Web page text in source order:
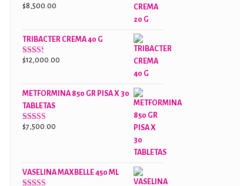
Valorado
$8,500.00
TRIBACTER CREMA 40 G
Valorado
$12,000.00
METFORMINA 850 GR PISA X 30
TABLETAS
Valorado
$7,500.00
VASELINA MAXBELLE 450 ML